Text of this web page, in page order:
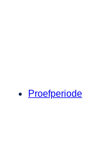
Proefperiode